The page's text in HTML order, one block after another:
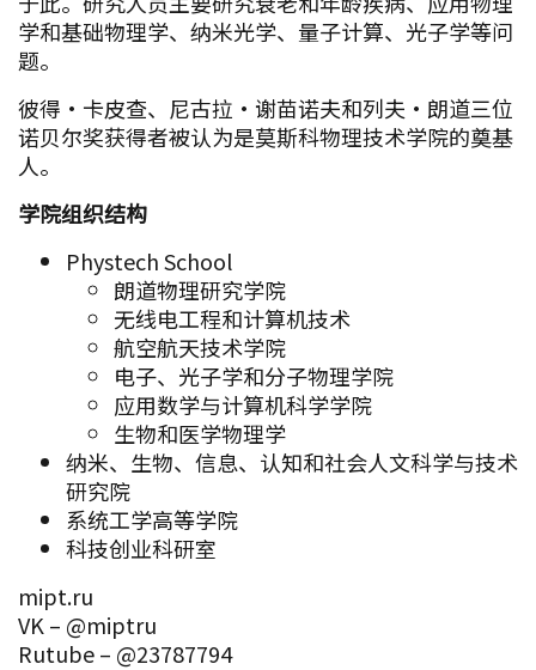
学和基础物理学、纳米光学、量子计算、光子学等问
题。
彼得·卡皮查、尼古拉·谢苗诺夫和列夫·朗道三位
诺贝尔奖获得者被认为是莫斯科物理技术学院的奠基
人。
学院组织结构
Phystech School
朗道物理研究学院
无线电工程和计算机技术
航空航天技术学院
电子、光子学和分子物理学院
应用数学与计算机科学学院
生物和医学物理学
纳米、生物、信息、认知和社会人文科学与技术
研究院
系统工学高等学院
科技创业科研室
mipt.ru
VK – @miptru
Rutube – @23787794